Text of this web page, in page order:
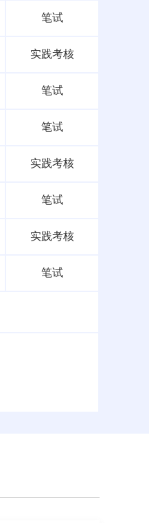
笔试
实践考核
笔试
笔试
实践考核
笔试
实践考核
笔试